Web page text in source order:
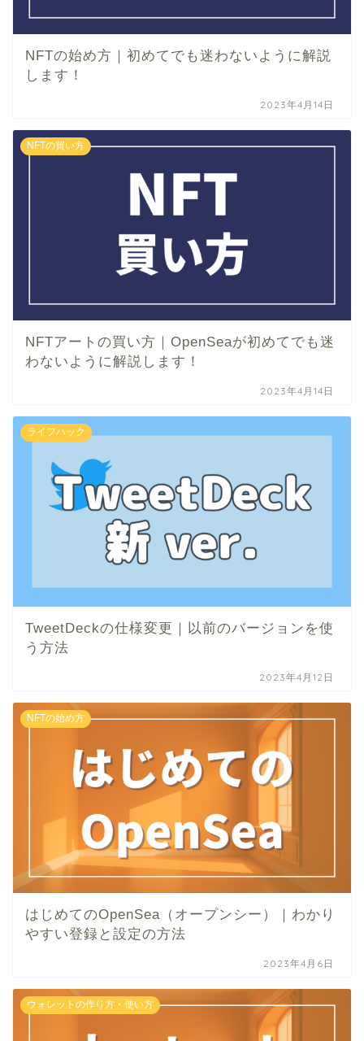
NFTの始め方｜初めてでも迷わないように解説
します！
2023年4月14日
NFTの買い方
NFTアートの買い方｜OpenSeaが初めてでも迷
わないように解説します！
2023年4月14日
ライフハック
TweetDeckの仕様変更｜以前のバージョンを使
う方法
2023年4月12日
NFTの始め方
はじめてのOpenSea（オープンシー）｜わかり
やすい登録と設定の方法
2023年4月6日
ウォレットの作り方・使い方